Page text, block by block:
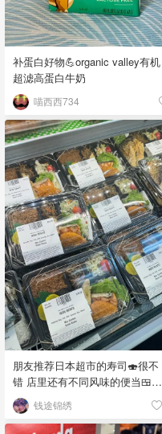
补蛋白好物💪organic valley有机
超滤高蛋白牛奶
喵西西734
朋友推荐日本超市的寿司🍣很不
错 店里还有不同风味的便当🍱，
饭团🍙 品种真多，价格又实惠，
都看馋了
钱途锦绣